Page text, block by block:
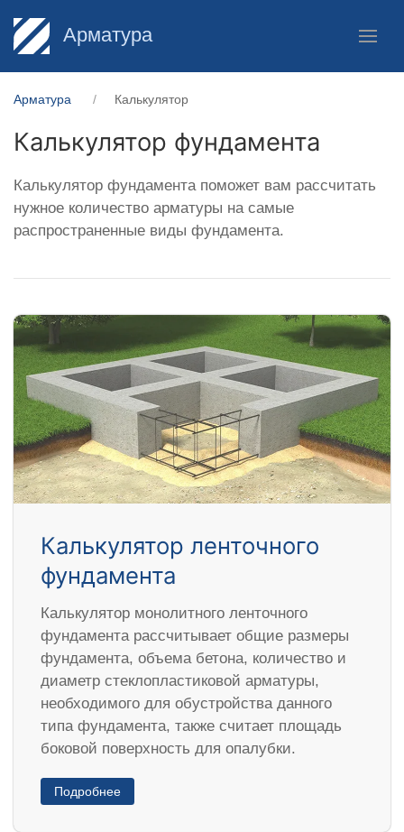
Арматура
Арматура Калькулятор
Калькулятор фундамента
Калькулятор фундамента поможет вам рассчитать
нужное количество арматуры на самые
распространенные виды фундамента.
Калькулятор ленточного
фундамента
Калькулятор монолитного ленточного
фундамента рассчитывает общие размеры
фундамента, объема бетона, количество и
диаметр стеклопластиковой арматуры,
необходимого для обустройства данного
типа фундамента, также считает площадь
боковой поверхность для опалубки.
Подробнее